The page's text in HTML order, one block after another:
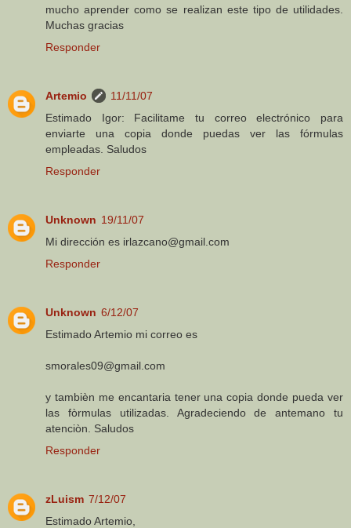
mucho aprender como se realizan este tipo de utilidades.
Muchas gracias
Responder
Artemio
11/11/07
Estimado Igor: Facilitame tu correo electrónico para
enviarte una copia donde puedas ver las fórmulas
empleadas. Saludos
Responder
Unknown 19/11/07
Mi dirección es irlazcano@gmail.com
Responder
Unknown 6/12/07
Estimado Artemio mi correo es
smorales09@gmail.com
y tambièn me encantaria tener una copia donde pueda ver
las fòrmulas utilizadas. Agradeciendo de antemano tu
atenciòn. Saludos
Responder
zLuism 7/12/07
Estimado Artemio,